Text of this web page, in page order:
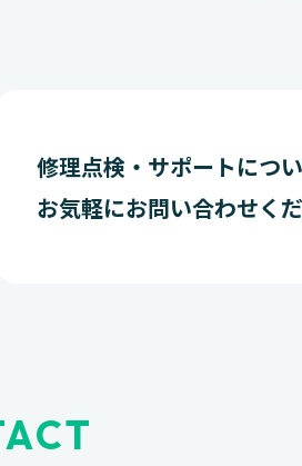
修理点検・サポートにつ
お気軽にお問い合わせく